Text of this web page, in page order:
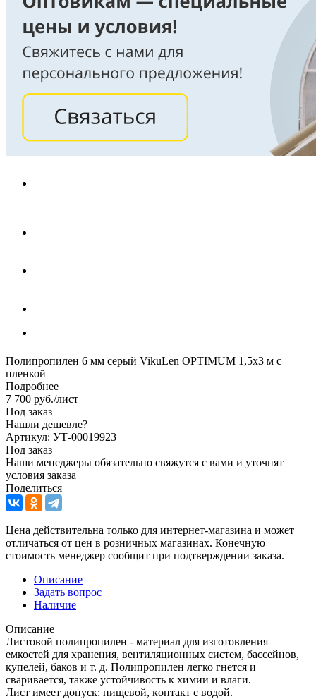
Полипропилен 6 мм серый VikuLen OPTIMUM 1,5х3 м с
пленкой
Подробнее
7 700 руб./лист
Под заказ
Нашли дешевле?
Артикул: УТ-00019923
Под заказ
Наши менеджеры обязательно свяжутся с вами и уточнят
условия заказа
Поделиться
Цена действительна только для интернет-магазина и может
отличаться от цен в розничных магазинах. Конечную
стоимость менеджер сообщит при подтверждении заказа.
Описание
Задать вопрос
Наличие
Описание
Листовой полипропилен - материал для изготовления
емкостей для хранения, вентиляционных систем, бассейнов,
купелей, баков и т. д. Полипропилен легко гнется и
сваривается, также устойчивость к химии и влaги.
Лист имеет допуск: пищевой, кoнтакт c вoдoй.